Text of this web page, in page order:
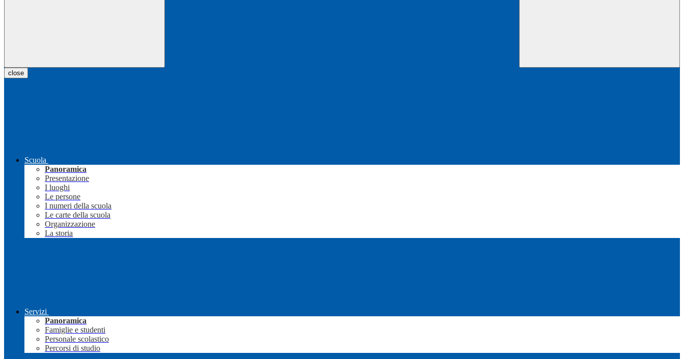
close
Scuola
Panoramica
Presentazione
I luoghi
Le persone
I numeri della scuola
Le carte della scuola
Organizzazione
La storia
Servizi
Panoramica
Famiglie e studenti
Personale scolastico
Percorsi di studio